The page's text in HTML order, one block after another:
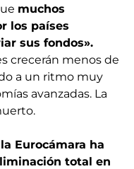
muchos
los países
sus fondos».
crecerán menos de
a un ritmo muy
avanzadas. La
Eurocámara ha
total en